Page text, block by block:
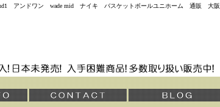
and1 アンドワン wade mid ナイキ バスケットボールユニホーム 通販 大阪